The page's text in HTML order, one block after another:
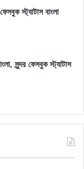
স্ট্যাটাস বাংলা
সুন্দর ফেসবুক স্ট্যাটাস